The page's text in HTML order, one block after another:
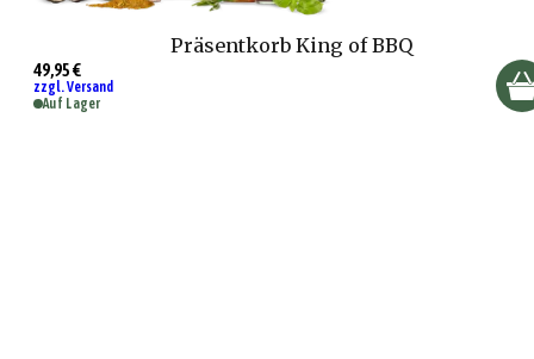
Präsentkorb King of BBQ
49,95 €
zzgl. Versand
Auf Lager